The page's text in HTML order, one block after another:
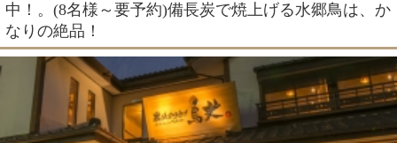
中！。(8名様～要予約)備長炭で焼上げる水郷鳥は、か
なりの絶品！